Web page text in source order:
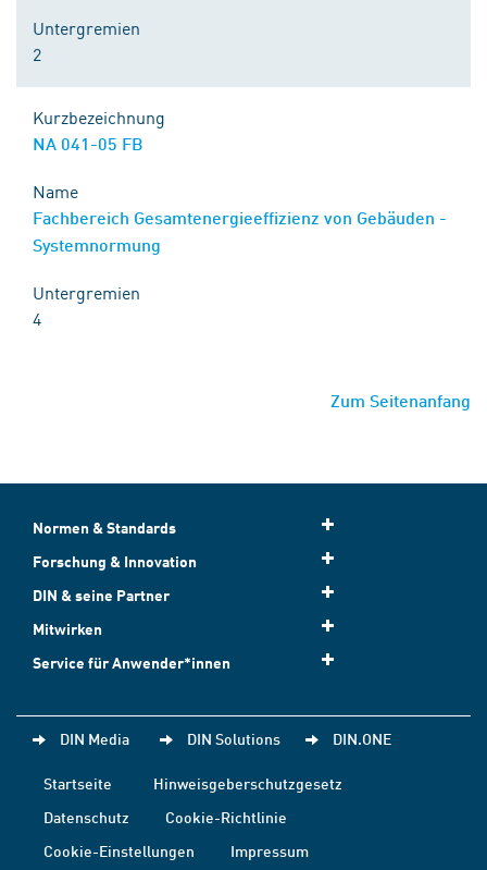
Untergremien
2
Kurzbezeichnung
NA 041-05 FB
Name
Fachbereich Gesamtenergieeffizienz von Gebäuden -
Systemnormung
Untergremien
4
Zum Seitenanfang
Normen & Standards
Forschung & Innovation
DIN & seine Partner
Mitwirken
Service für Anwender*innen
DIN Media DIN Solutions DIN.ONE
Startseite
Hinweisgeberschutzgesetz
Datenschutz
Cookie-Richtlinie
Cookie-Einstellungen
Impressum